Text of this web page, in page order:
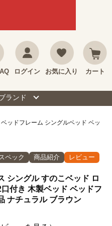
ログイン お気に入り カート
ランド
ッドフレーム シングルベッド ベッ
ペック 商品紹介 レビュー
シングル すのこベッド ロ
付き 木製ベッド ベッドフ
ナチュラル ブラウン